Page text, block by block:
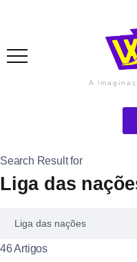
A
Search Result for
Liga das
46 Artigos